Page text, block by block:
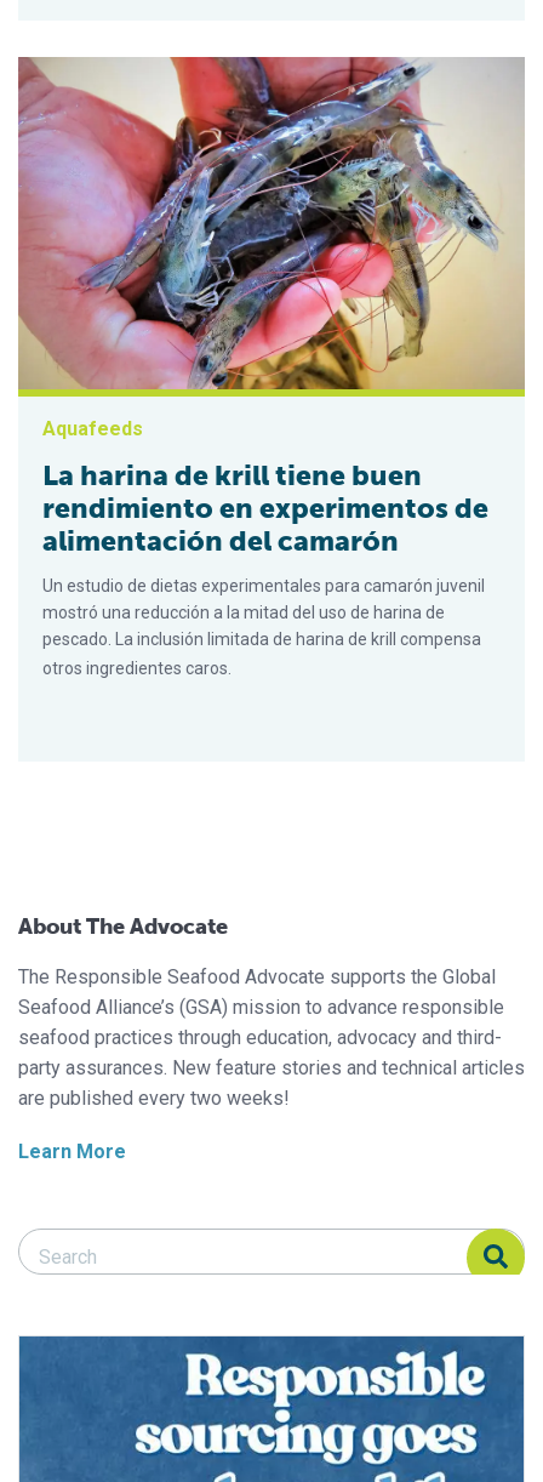
Aquafeeds
La harina de krill tiene buen
rendimiento en experimentos de
alimentación del camarón
Un estudio de dietas experimentales para camarón juvenil
mostró una reducción a la mitad del uso de harina de
pescado. La inclusión limitada de harina de krill compensa
otros ingredientes caros.
About The Advocate
The Responsible Seafood Advocate supports the Global
Seafood Alliance’s (GSA) mission to advance responsible
seafood practices through education, advocacy and third-
party assurances. New feature stories and technical articles
are published every two weeks!
Learn More
Search Responsible Seafood Advocate
Search Responsible Seafood Advocate